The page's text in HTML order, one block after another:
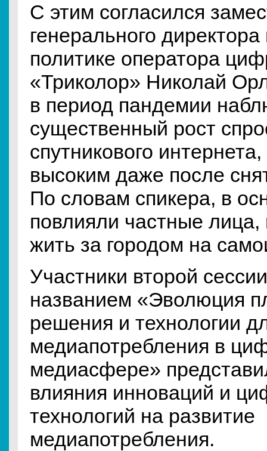
С этим согласился
генерального
политике оператора
«Триколор» Николай
в период пандемии
существенный рост
спутникового
высоким даже после
По словам спикера, в
повлияли частные
жить за городом на
Участники второй
названием «Эволюция
решения и технологии
медиапотребления в
медиасфере»
влияния инноваций и
технологий на развитие
медиапотребления.